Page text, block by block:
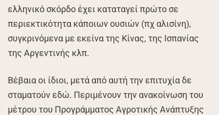
ελληνικό σκόρδο έχει καταταγεί πρώτο σε
περιεκτικότητα κάποιων ουσιών (πχ αλισίνη),
συγκρινόμενα με εκείνα της Κίνας, της Ισπανίας
της Αργεντινής κλπ.
Βέβαια οι ίδιοι, μετά από αυτή την επιτυχία δε
σταματούν εδώ. Περιμένουν την ανακοίνωση του
μέτρου του Προγράμματος Αγροτικής Ανάπτυξης